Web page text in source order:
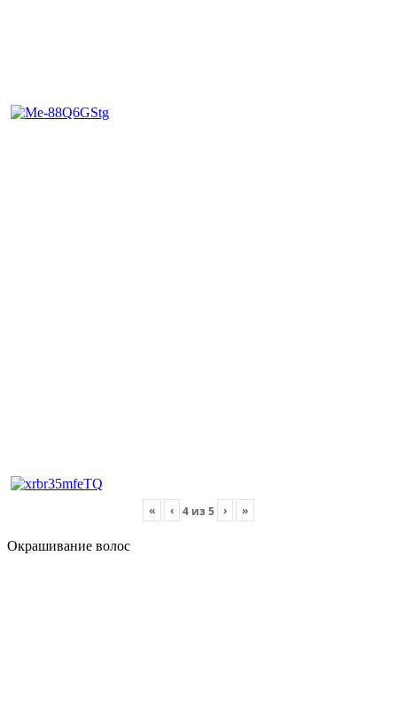
« ‹ 4 из 5 › »
Окрашивание волос